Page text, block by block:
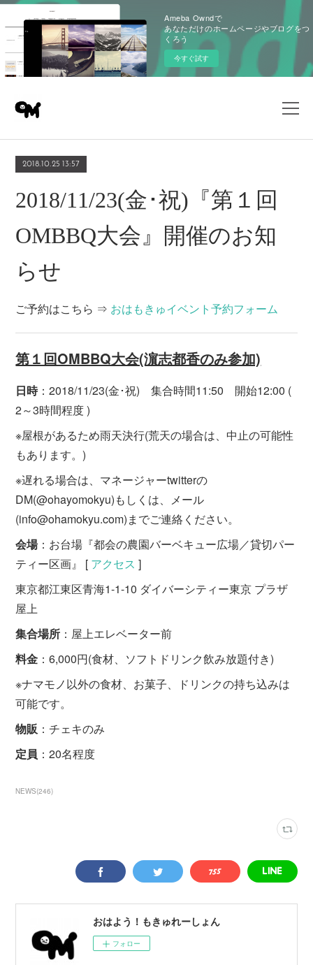
Ameba Owndで
あなただけのホームページやブログをつ
くろう
今すぐ試す
2018.10.25 13:57
2018/11/23(金･祝)『第１回
OMBBQ大会』開催のお知
らせ
ご予約はこちら ⇒ おはもきゅイベント予約フォーム
第１回OMBBQ大会(濵志都香のみ参加)
日時：2018/11/23(金･祝) 集合時間11:50 開始12:00 (
2～3時間程度 )
※屋根があるため雨天決行(荒天の場合は、中止の可能性
もあります。)
※遅れる場合は、マネージャーtwitterの
DM(@ohayomokyu)もしくは、メール
(info@ohamokyu.com)までご連絡ください。
会場：お台場『都会の農園バーベキュー広場／貸切パー
ティー区画』 [ アクセス ]
東京都江東区青海1-1-10 ダイバーシティー東京 プラザ
屋上
集合場所 ：屋上エレベーター前
料金 ：6,000円(食材、ソフトドリンク飲み放題付き)
※ナマモノ以外の食材、お菓子、ドリンクの持ち込みは
可能です。
物販 ：チェキのみ
定員 ：20名程度
NEWS(246)
おはよう！もきゅれーしょん
フォロー